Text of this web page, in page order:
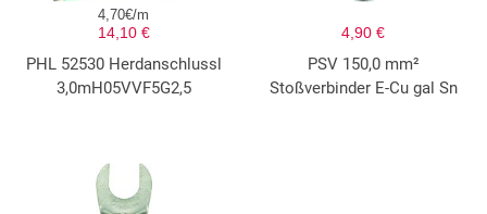
4,70€/m
14,10 €
PHL 52530 Herdanschlussl
3,0mH05VVF5G2,5
4,90 €
PSV 150,0 mm²
Stoßverbinder E-Cu gal Sn